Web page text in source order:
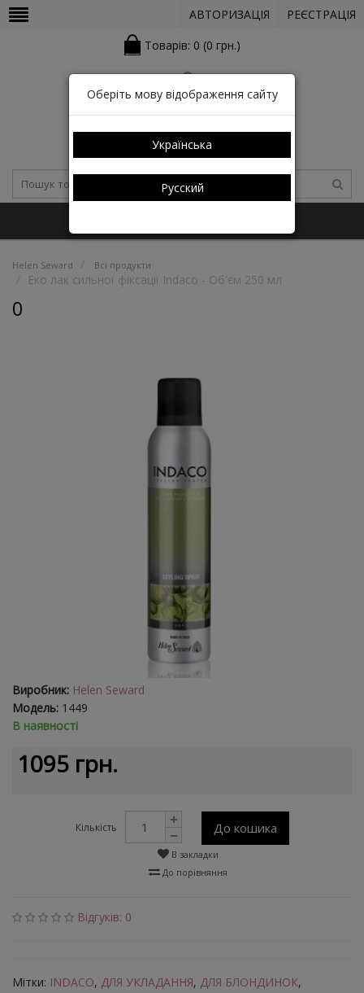
АВТОРИЗАЦІЯ
РЕЄСТРАЦІЯ
Товарів: 0 (0 грн.)
Helen Seward Всі продукти
Еко лак сильної фіксації Indaco - Об'єм 250 мл
0
Виробник: Helen Seward
Модель: 1449
В наявності
1095 грн.
Кількість До кошика
В закладки
До порівняння
Відгуків: 0
Мітки: INDACO, ДЛЯ УКЛАДАННЯ, ДЛЯ БЛОНДИНОК,
Оберіть мову відображення сайту
Українська
Русский